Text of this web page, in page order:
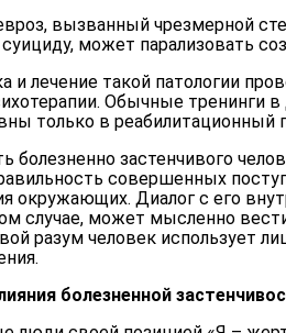
вызванный чрезмерной
может парализовать
и лечение такой патологии
Обычные тренинги в
только в реабилитационный
болезненно застенчивого
совершенных
окружающих. Диалог с его
случае, может мысленно
разум человек использует
болезненной